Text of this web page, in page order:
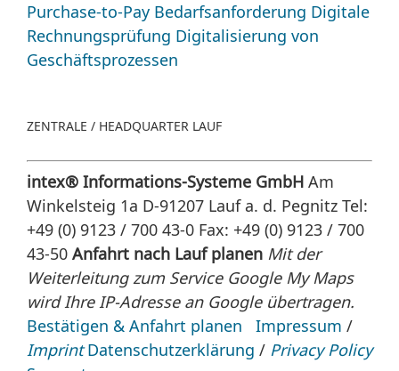
Purchase-to-Pay Bedarfsanforderung Digitale
Rechnungsprüfung Digitalisierung von
Geschäftsprozessen
ZENTRALE / HEADQUARTER LAUF
intex® Informations-Systeme GmbH Am
Winkelsteig 1a D-91207 Lauf a. d. Pegnitz Tel:
+49 (0) 9123 / 700 43-0 Fax: +49 (0) 9123 / 700
43-50 Anfahrt nach Lauf planen Mit der
Weiterleitung zum Service Google My Maps
wird Ihre IP-Adresse an Google übertragen.
Bestätigen & Anfahrt planen
Impressum /
Imprint Datenschutzerklärung / Privacy Policy